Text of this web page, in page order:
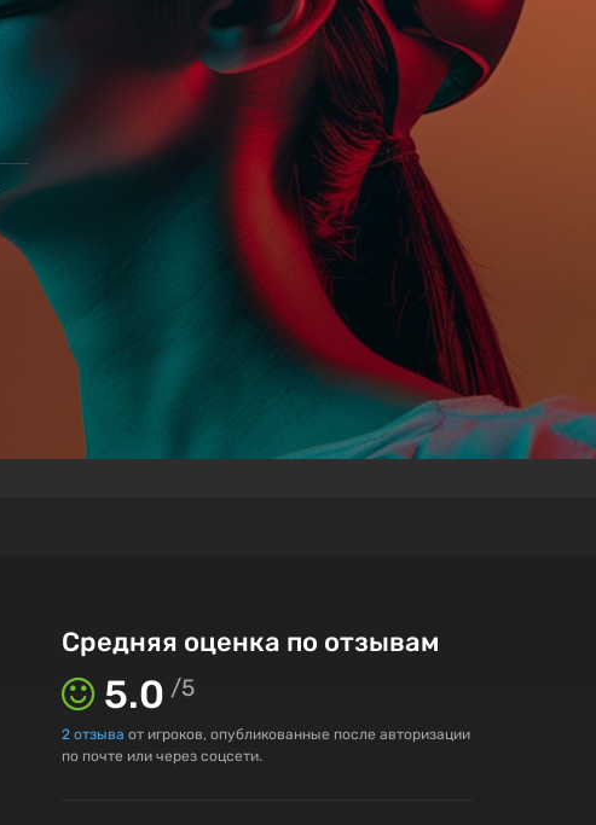
Средняя оценка по отзывам
5.0 /5
2 отзыва от игроков, опубликованные после авторизации
по почте или через соцсети.